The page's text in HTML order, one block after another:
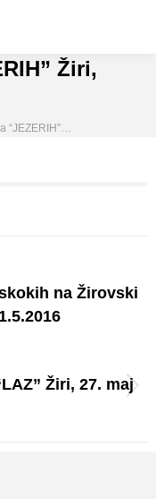
Žiri,
“JEZERIH”…
na Žirovski
Žiri, 27. maj